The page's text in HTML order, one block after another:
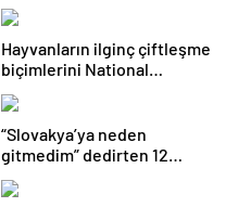
Hayvanların ilginç çiftleşme
biçimlerini National
“Slovakya’ya neden
gitmedim” dedirten 12